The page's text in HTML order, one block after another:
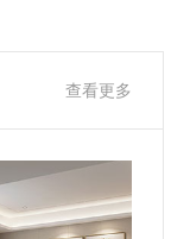
查看更多